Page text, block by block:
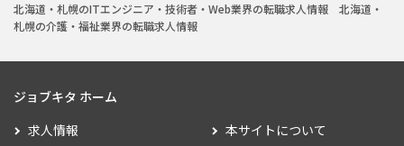
北海道・札幌のITエンジニア・技術者・Web業界の転職求人情報
北海道・
札幌の介護・福祉業界の転職求人情報
ジョブキタ ホーム
求人情報
本サイトについて